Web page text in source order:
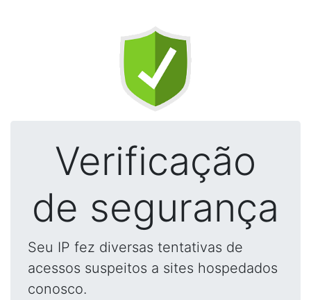
Verificação
de segurança
Seu IP fez diversas tentativas de
acessos suspeitos a sites hospedados
conosco.